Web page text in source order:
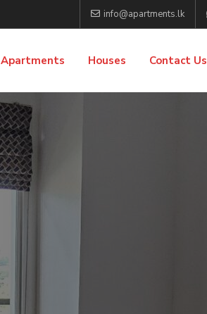
info@apartments.lk
Apartments Houses Contact Us